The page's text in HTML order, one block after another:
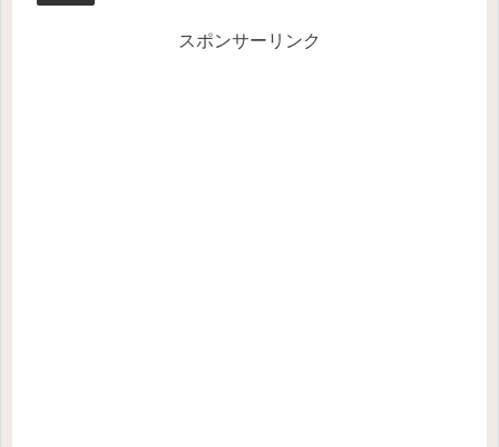
スポンサーリンク